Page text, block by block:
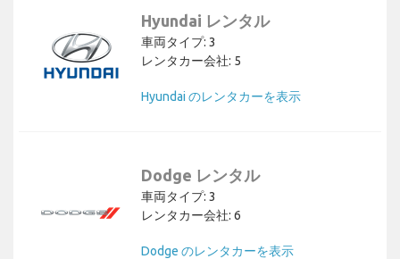
Hyundai レンタル
車両タイプ: 3
レンタカー会社: 5
Hyundai のレンタカーを表示
Dodge レンタル
車両タイプ: 3
レンタカー会社: 6
Dodge のレンタカーを表示